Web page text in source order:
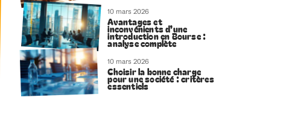
10 mars 2026
Avantages et
inconvénients d’une
introduction en Bourse :
analyse complète
10 mars 2026
Choisir la bonne charge
pour une société : critères
essentiels